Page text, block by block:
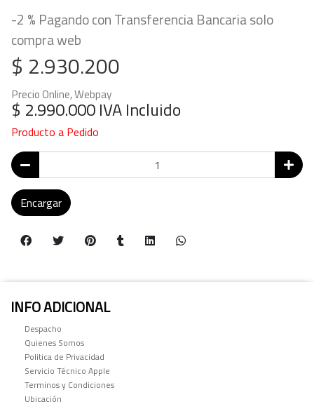
-2 % Pagando con Transferencia Bancaria solo
compra web
$ 2.930.200
Precio Online, Webpay
$ 2.990.000IVA Incluido
Producto a Pedido
Encargar
INFO ADICIONAL
Despacho
Quienes Somos
Politica de Privacidad
Servicio Técnico Apple
Terminos y Condiciones
Ubicación